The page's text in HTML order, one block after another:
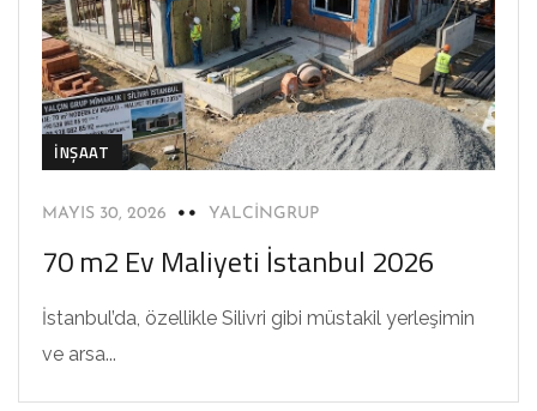
İNŞAAT
MAYIS 30, 2026 YALCINGRUP
70 m2 Ev Maliyeti İstanbul 2026
İstanbul’da, özellikle Silivri gibi müstakil yerleşimin
ve arsa...